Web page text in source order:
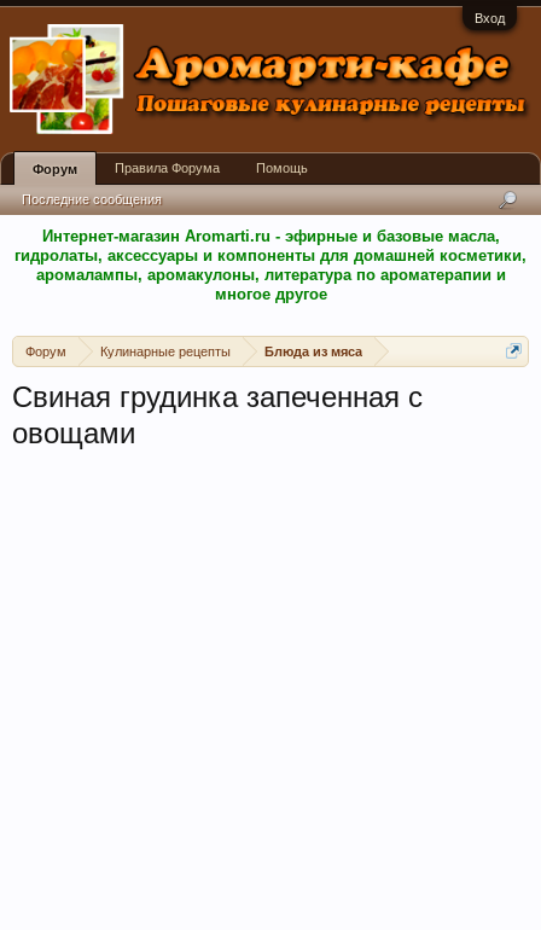
Вход
Интернет-магазин Aromarti.ru - эфирные и базовые масла,
гидролаты, аксессуары и компоненты для домашней косметики,
аромалампы, аромакулоны, литература по ароматерапии и
многое другое
Форум Кулинарные рецепты Блюда из мяса
Свиная грудинка запеченная с
овощами
Форум
Последние сообщения
Правила Форума Помощь